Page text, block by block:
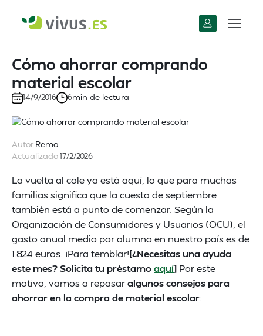
Cómo ahorrar comprando
material escolar
14/9/2016 6min de lectura
Autor Remo
Actualizado17/2/2026
La vuelta al cole ya está aquí, lo que para muchas
familias significa que la cuesta de septiembre
también está a punto de comenzar. Según la
Organización de Consumidores y Usuarios (OCU), el
gasto anual medio por alumno en nuestro país es de
1.824 euros. ¡Para temblar![¿Necesitas una ayuda
este mes? Solicita tu préstamoaquí] Por este
motivo, vamos a repasaralgunos consejos para
ahorrar en la compra de material escolar: